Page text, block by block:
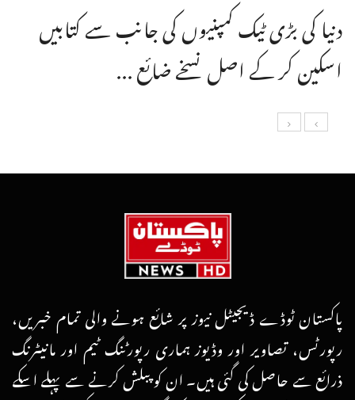
دنیا کی بڑی ٹیک کمپنیوں کی جانب سے کتابیں
اسکین کر کے اصل نسخے ضائع ...
پاکستان ٹوڈے ڈیجیٹل نیوز پر شائع ہونے والی تمام خبریں،
رپورٹس، تصاویر اور وڈیوز ہماری رپورٹنگ ٹیم اور مانیٹرنگ
ذرائع سے حاصل کی گئی ہیں۔ ان کو پبلش کرنے سے پہلے اسکے